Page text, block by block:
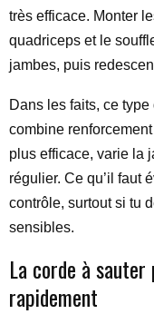
très efficace. Monter
quadriceps et le
jambes, puis
Dans les faits, ce type
combine
plus efficace, varie la
régulier. Ce qu’il faut
contrôle, surtout si tu
sensibles.
La corde à
rapidement